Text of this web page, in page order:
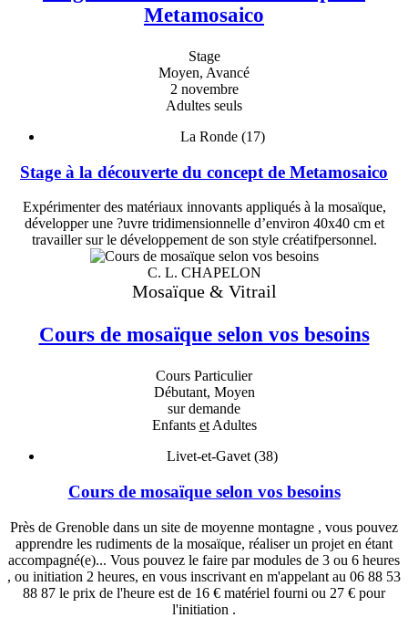
Metamosaico
Stage
Moyen, Avancé
2 novembre
Adultes seuls
La Ronde (17)
Stage à la découverte du concept de Metamosaico
Expérimenter des matériaux innovants appliqués à la mosaïque,
développer une ?uvre tridimensionnelle d’environ 40x40 cm et
travailler sur le développement de son style créatifpersonnel.
C. L. CHAPELON
Mosaïque & Vitrail
Cours de mosaïque selon vos besoins
Cours Particulier
Débutant, Moyen
sur demande
Enfants etAdultes
Livet-et-Gavet (38)
Cours de mosaïque selon vos besoins
Près de Grenoble dans un site de moyenne montagne , vous pouvez
apprendre les rudiments de la mosaïque, réaliser un projet en étant
accompagné(e)... Vous pouvez le faire par modules de 3 ou 6 heures
, ou initiation 2 heures, en vous inscrivant en m'appelant au 06 88 53
88 87 le prix de l'heure est de 16 € matériel fourni ou 27 € pour
l'initiation .